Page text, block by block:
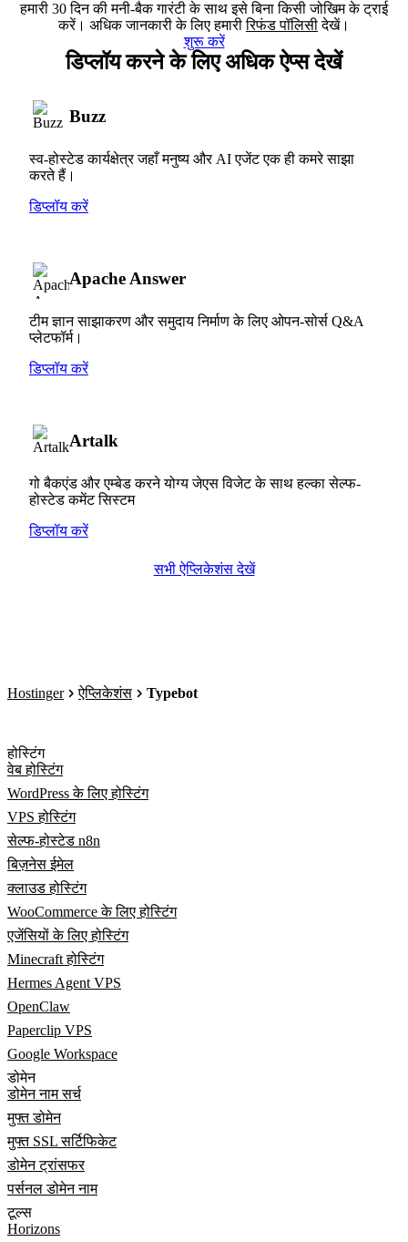
हमारी 30 दिन की मनी-बैक गारंटी के साथ इसे बिना किसी जोखिम के ट्राई
करें। अधिक जानकारी के लिए हमारीरिफंड पॉलिसीदेखें।
शुरू करें
डिप्लॉय करने के लिए अधिक ऐप्स देखें
Buzz
स्व-होस्टेड कार्यक्षेत्र जहाँ मनुष्य और AI एजेंट एक ही कमरे साझा
करते हैं।
डिप्लॉय करें
Apache Answer
टीम ज्ञान साझाकरण और समुदाय निर्माण के लिए ओपन-सोर्स Q&A
प्लेटफॉर्म।
डिप्लॉय करें
Artalk
गो बैकएंड और एम्बेड करने योग्य जेएस विजेट के साथ हल्का सेल्फ-
होस्टेड कमेंट सिस्टम
डिप्लॉय करें
सभी ऐप्लिकेशंस देखें
Hostinger ऐप्लिकेशंस Typebot
होस्टिंग
वेब होस्टिंग
WordPress के लिए होस्टिंग
VPS होस्टिंग
सेल्फ-होस्टेड n8n
बिज़नेस ईमेल
क्लाउड होस्टिंग
WooCommerce के लिए होस्टिंग
एजेंसियों के लिए होस्टिंग
Minecraft होस्टिंग
Hermes Agent VPS
OpenClaw
Paperclip VPS
Google Workspace
डोमेन
डोमेन नाम सर्च
मुफ्त डोमेन
मुफ्त SSL सर्टिफिकेट
डोमेन ट्रांसफर
पर्सनल डोमेन नाम
टूल्स
Horizons